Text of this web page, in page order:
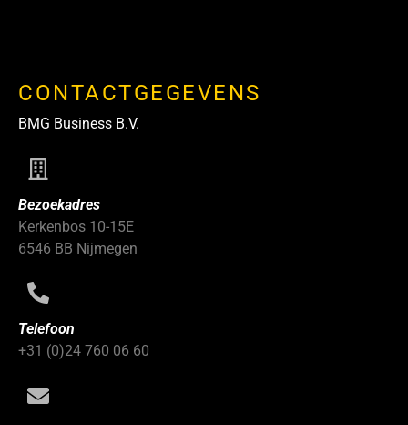
CONTACTGEGEVENS
BMG Business B.V.
Bezoekadres
Kerkenbos 10-15E
6546 BB Nijmegen
Telefoon
+31 (0)24 760 06 60